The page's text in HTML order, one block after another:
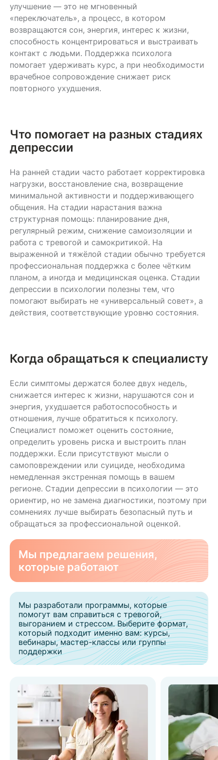
улучшение — это не мгновенный
«переключатель», а процесс, в котором
возвращаются сон, энергия, интерес к жизни,
способность концентрироваться и выстраивать
контакт с людьми. Поддержка психолога
помогает удерживать курс, а при необходимости
врачебное сопровождение снижает риск
повторного ухудшения.
Что помогает на разных стадиях
депрессии
На ранней стадии часто работает корректировка
нагрузки, восстановление сна, возвращение
минимальной активности и поддерживающего
общения. На стадии нарастания важна
структурная помощь: планирование дня,
регулярный режим, снижение самоизоляции и
работа с тревогой и самокритикой. На
выраженной и тяжёлой стадии обычно требуется
профессиональная поддержка с более чётким
планом, а иногда и медицинская оценка. Стадии
депрессии в психологии полезны тем, что
помогают выбирать не «универсальный совет», а
действия, соответствующие уровню состояния.
Когда обращаться к специалисту
Если симптомы держатся более двух недель,
снижается интерес к жизни, нарушаются сон и
энергия, ухудшается работоспособность и
отношения, лучше обратиться к психологу.
Специалист поможет оценить состояние,
определить уровень риска и выстроить план
поддержки. Если присутствуют мысли о
самоповреждении или суициде, необходима
немедленная экстренная помощь в вашем
регионе. Стадии депрессии в психологии — это
ориентир, но не замена диагностики, поэтому при
сомнениях лучше выбирать безопасный путь и
обращаться за профессиональной оценкой.
Мы предлагаем решения,
которые работают
Мы разработали программы, которые
помогут вам справиться с тревогой,
выгоранием и стрессом. Выберите формат,
который подходит именно вам: курсы,
вебинары, мастер-классы или группы
поддержки